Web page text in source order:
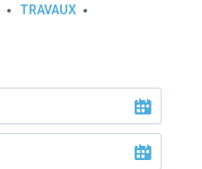
TRAVAUX